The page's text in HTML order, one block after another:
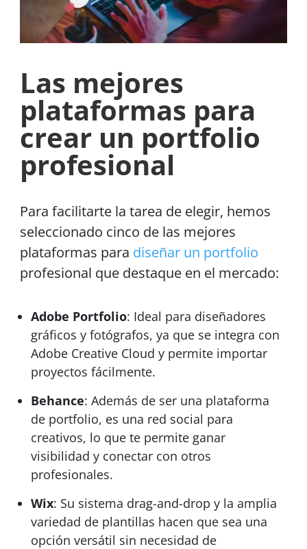
Las mejores
plataformas para
crear un portfolio
profesional
Para facilitarte la tarea de elegir, hemos
seleccionado cinco de las mejores
plataformas para diseñar un portfolio
profesional que destaque en el mercado:
Adobe Portfolio: Ideal para diseñadores
gráficos y fotógrafos, ya que se integra con
Adobe Creative Cloud y permite importar
proyectos fácilmente.
Behance: Además de ser una plataforma
de portfolio, es una red social para
creativos, lo que te permite ganar
visibilidad y conectar con otros
profesionales.
Wix: Su sistema drag-and-drop y la amplia
variedad de plantillas hacen que sea una
opción versátil sin necesidad de